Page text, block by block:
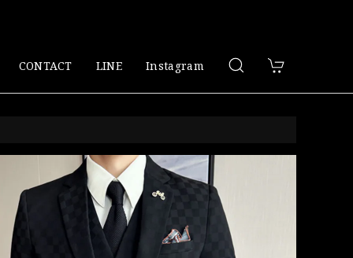
CONTACT LINE Instagram